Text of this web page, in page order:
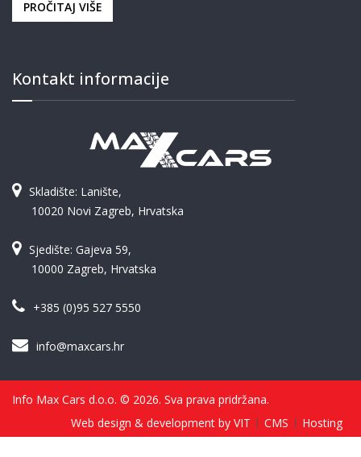
PROČITAJ VIŠE
Kontakt informacije
Skladište: Lanište,
10020 Novi Zagreb, Hrvatska
Sjedište: Gajeva 59,
10000 Zagreb, Hrvatska
+385 (0)95 527 5550
info@maxcars.hr
Info Max Cars d.o.o. © 2026. Sva prava pridržana.
Web design & development by VIT
CMS Hosting